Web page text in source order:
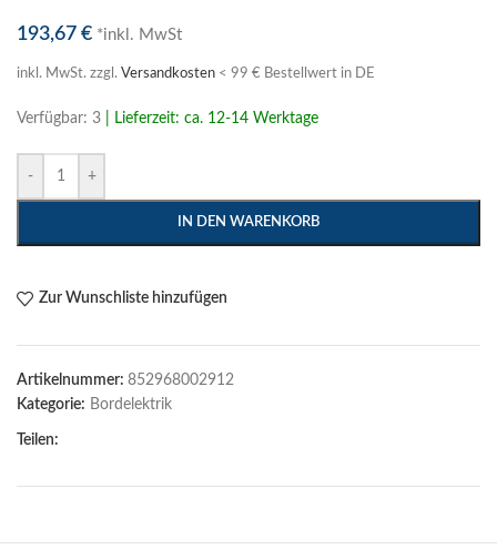
193,67 € *inkl. MwSt
inkl. MwSt. zzgl. Versandkosten < 99 € Bestellwert in DE
Verfügbar: 3 | Lieferzeit: ca. 12-14 Werktage
- +
IN DEN WARENKORB
Zur Wunschliste hinzufügen
Artikelnummer: 852968002912
Kategorie: Bordelektrik
Teilen: